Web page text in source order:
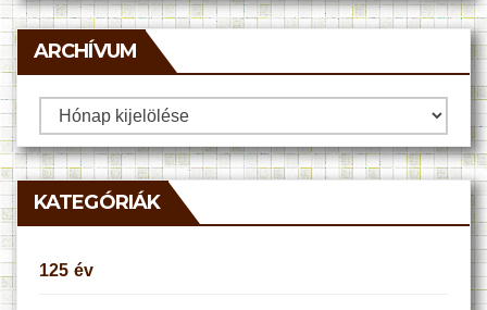
ARCHÍVUM
Archívum
KATEGÓRIÁK
125 év